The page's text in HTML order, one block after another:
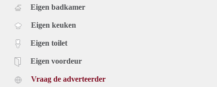
Eigen badkamer
Eigen keuken
Eigen toilet
Eigen voordeur
Vraag de adverteerder